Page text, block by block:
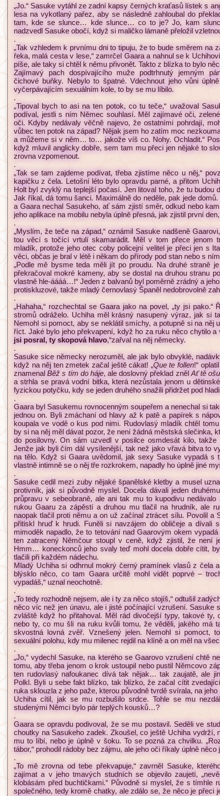
„Jo.“ Sasuke vytáhl ze zadní kapsy černých kraťasů lístek s
lesa na vykotlaný pařez, aby se následně zahloubal do
tam, kde se slunce… kde slunce… co to je? Jo, kam
nadzvedl Sasuke obočí, když si maličko lámaně přeložil
.
„Tak vzhledem k prvnímu dni to tipuju, že to bude směrem na
řeka, malá cesta v lese,“ zamrčel Gaara a nahnul se k
píše, ale taky si chtěl k němu přivonět. Takto z blízka to bylo
Zajímavý pach dospívajícího muže podtrhnutý jemným
čichové buňky. Nebylo to špatné. Vdechnout jeho vůni
vyčerpávajícím sexuálním kole, to by se mu líbilo.
.
„Tipoval bych to asi na ten potok, co tu teče,“ uvažoval
podíval, jestli s ním Němec souhlasí. Měl zajímavé oči,
oči. Kdyby nedávaly věčně najevo, že ostatními pohrdají,
vůbec ten potok na západ? Nějak jsem ho zatím moc
a můžeme si v něm… to… jakože víš co. Nohy. Ochladit.“
když mluvil anglicky dobře, sem tam mu přeci jen nějaké to
zrovna vzpomenout.
.
„Tak se tam zajdeme podívat, třeba zjistíme něco u něj,“
kapičku z čela. Letošní léto bylo opravdu parné, a přitom
Holt byl zvyklý na teplejší počasí. Jen litoval toho, že tu budou
Jak říkal, dá tomu šanci. Maximálně do neděle, pak jede
a Gaara nechal Sasukeho, ať sám zjistí směr, odkud nebo
jeho aplikace na mobilu nebyla úplně přesná, jak zjistil první
.
„Myslím, že teče na západ,“ oznámil Sasuke nadšeně
tou věcí s točící vrtulí skamarádit. Měl v tom přece jenom
mladík, protože jeho otec coby policejní velitel je přeci jen s
věci, občas je bral v létě i někam do přírody pod stan nebo s
„Podle mě bysme teda měli jít po proudu. Na druhé straně
překračoval mokré kameny, aby se dostal na druhou stranu
vlastně hle-áááá…!“ Jeden z balvanů byl poměrně zrádný a
protiskluzové, takže mladý černovlasý Španěl nedobrovolně
.
„Hahaha,“ rozchechtal se Gaara jako na povel, „ty jsi
stromů odráželo. Uchiha měl krásný nasupený výraz, jak si
Nemohl si pomoct, aby se neklátil smíchy, a potupně si na něj
říct. Jaké bylo jeho překvapení, když ho za ruku něco chytilo a
jsi posral, ty skopová hlavo,“zařval na něj německy.
.
Sasuke sice německy nerozuměl, ale jak bylo obvyklé,
když na něj ten zmetek začal ještě cákat! „Que te follen!“
znamenalBěž s tím do háje, ale doslovný překlad zněl Ať tě
a strhla se pravá vodní bitka, která nezůstala jenom u
fyzickou potyčku, kdy se jeden druhého snažili přidržet pod
.
Gaara byl Sasukemu rovnocenným soupeřem a nenechal si
jednou on. Byli zmáchaní od hlavy až k patě a papírek s
koupala ve vodě o kus pod nimi. Rudovlasý mladík chtěl
by si na něj měl dávat pozor, že není žádná městská slečinka,
do posilovny. On sám uzvedl v posilce osmdesát kilo,
Jenže jak byli čím dál vysílenější, tak než jako vřavá bitva to
na tělo. Když si Gaara uvědomil, jak sexy Sasuke vypadá s
vlastně intimně se o něj tře rozkrokem, napadly ho úplně jiné
.
Sasuke cedil mezi zuby nějaké španělské kletby a musel
protivník, jak si původně myslel. Docela dávali jeden
průpravu v sebeobraně, ale ani tak mu to kupodivu
rukou Gaaru za zápěstí a druhou mu tlačil na hrudník, ale
naopak tlačil proti němu a on už začínal ztrácet sílu. Povolil a
přitiskl hruď k hrudi. Funěli si navzájem do obličeje a dívali
mimoděk napadlo, že to tetování nad Gaarovým okem
ten zatracený Němčour stoupl v ceně, když zjistil, že není
Hmm… koneckonců jeho svaly teď mohl docela dobře cítit,
tlačili při každém nádechu.
Mladý Uchiha si odhrnul mokrý černý pramínek vlasů z čela
blýsklo něco, co tam Gaara určitě mohl vidět poprvé –
vypadáš,“ uznal neochotně.
.
„To tedy rozhodně nejsem, ale i ty za něco stojíš,“ odtušil
něco víc než jen únavu, ale i jisté počínající vzrušení. Sasuke
zvláště když ho přitahoval. Měl rád divočejší typy, takové
nebo ty, co mu šli na ruku kvůli tomu, že věděli, jakého má
skvostná lovná zvěř. Vznešený jelen. Nemohl si pomoct,
sexuální polohu, kdy mu milenec rejdil na klíně a on měl na
.
„Jo,“ vydechl Sasuke, na kterého se Gaarovo vzrušení chtě
tomu, aby třeba jenom o krok ustoupil nebo pustil Němcovo
ten rudovlasý nafoukanec dívá tak nějak… tak zaujatě, ale
Polkl. Byli u sebe fakt blízko, tak blízko, že začal cítit
ruka sklouzla z jeho paže, kterou původně tvrdě svírala, na
Uchiha cítil, jak se mu rozbušilo srdce. Tohle se mu
studenými Němci bylo pár teplých kousků…?
.
Gaara se opravdu podivoval, že se mu postavil. Seděli ve
choutky na Sasukeho zadek. Zkoušel, co ještě Uchiha vydrží,
mu to líbí, nebo je úplně v šoku. To se pozná za chvilku.
tábor,“ prohodil rádoby bez zájmu, ale jeho oči říkaly úplně
.
„To mě zrovna od tebe překvapuje,“ zavrněl Sasuke,
zajímat a v jeho tmavých studních se objevilo zaujetí,
klobásám před buchtičkami.“ Původně si myslel, že s tímhle
společného, tedy kromě chatky, ale zdálo se, že něco je přeci